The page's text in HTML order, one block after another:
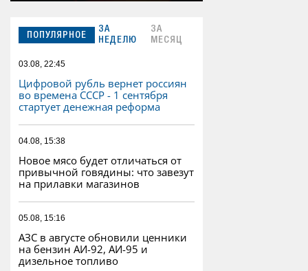
ПОПУЛЯРНОЕ
ЗА
НЕДЕЛЮ
ЗА
МЕСЯЦ
03.08, 22:45
Цифровой рубль вернет россиян
во времена СССР - 1 сентября
стартует денежная реформа
04.08, 15:38
Новое мясо будет отличаться от
привычной говядины: что завезут
на прилавки магазинов
05.08, 15:16
АЗС в августе обновили ценники
на бензин АИ-92, АИ-95 и
дизельное топливо